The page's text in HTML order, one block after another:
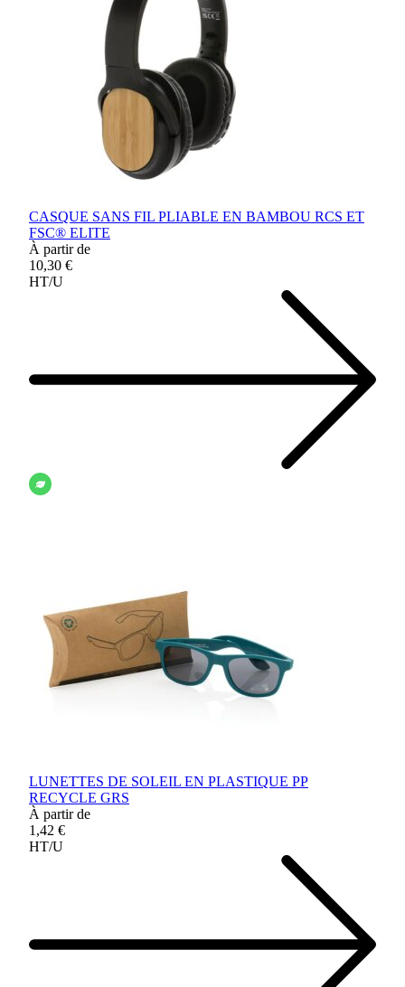
CASQUE SANS FIL PLIABLE EN BAMBOU RCS ET
FSC® ELITE
À partir de
10,30 €
HT/U
LUNETTES DE SOLEIL EN PLASTIQUE PP
RECYCLE GRS
À partir de
1,42 €
HT/U